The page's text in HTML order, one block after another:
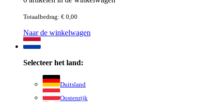
Totaalbedrag: € 0,00
Naar de winkelwagen
Selecteer het land:
Duitsland
Oostenrijk